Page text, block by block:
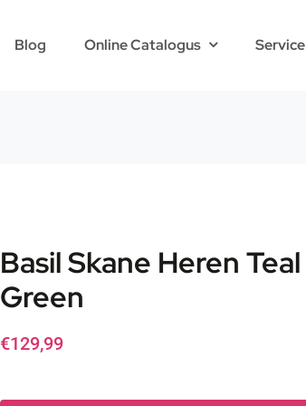
Blog Online Catalogus Service
Basil Skane Heren Teal
Green
€129,99